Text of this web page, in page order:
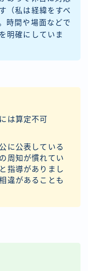
（私は経緯をすべ
時間や場面などで
明確にしていま
は算定不可
に公表している
周知が慣れてい
指導がありまし
違があることも